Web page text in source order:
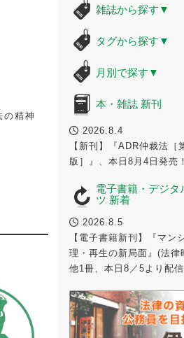
の精神
雑誌から探す ▼
タグから探す ▼
月別で探す ▼
本・雑誌 新刊
2026.8.4
【新刊】『ADR仲裁法［
版］』、本日8月4日発売！
電子書籍・デジタ
ツ 新着
2026.8.5
【電子書籍新刊】『マン
理・再生の新局面』(法律
他1冊、本日8／5より配信